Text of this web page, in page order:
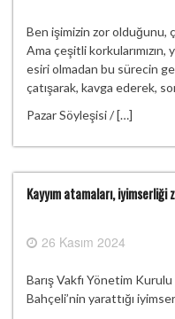
Ben işimizin zor olduğunu,
Ama çeşitli
esiri olmadan bu sürecin
çatışarak, kavga ederek,
Pazar Söyleşisi / […]
Kayyım atamaları, iyimserliği
26 Kasım 2024
Barış Vakfı Yönetim Kurulu
Bahçeli’nin yarattığı